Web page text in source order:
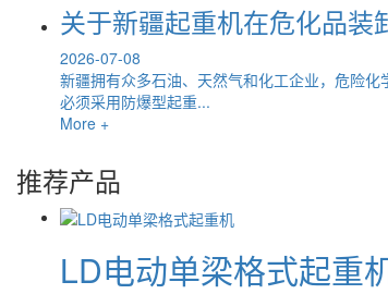
关于新疆起重机在危化品装
2026-07-08
新疆拥有众多石油、天然气和化工企业，危险
必须采用防爆型起重...
More +
推荐产品
LD电动单梁格式起重